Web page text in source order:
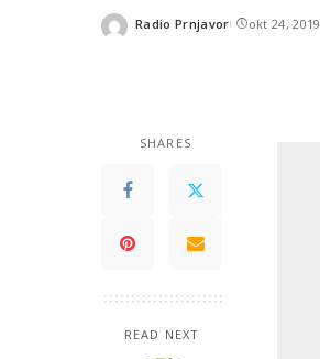
Posted
Radio Prnjavor okt 24, 2019
SHARES
READ NEXT